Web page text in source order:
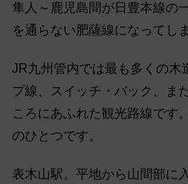
隼人～鹿児島間が日豊本線の
を通らない肥薩線になってし
JR九州管内では最も多くの木
プ線、スイッチ・バック、ま
ころにあふれた観光路線です
のひとつです。
表木山駅。平地から山間部に